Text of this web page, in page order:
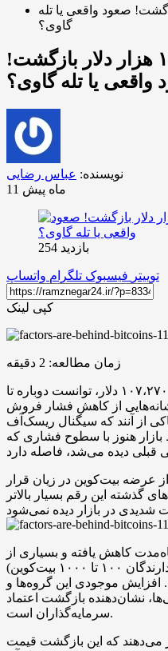
هزار دلار بازگشت! صعود واقعی یا تله
گاوی؟
بیت‌کوین به کانال ۱۱۱ هزار دلار بازگشت!
واقعی یا تله گاوی؟
نویسنده: عباس رضایی
11 ماه پیش
بازدید 254
توییتر فیسبوک تلگرام واتساپ
کپی لینک
زمان مطالعه: 2 دقیقه
بیت‌کوین پس از سقوط به ۱۰۷،۲۷۰ دلار، توانست دوباره تا
نشانه‌هایی از کاهش فشار فروش
از آنند که سیگنال ریسک‌آف
هنوز با سطوح فشاری که
تنها حدود ۹ درصد از عرضه بیت‌کوین در زیان قرار
گذشته این رقم بسیار بالاتر
کاهش یافته و بسیاری از
سرمایه‌گذاران خرد و کوسه‌ها (دارندگان ۱۰۰ تا ۱۰۰۰ بیت‌کوین)
افزایش موجودی این گروه‌ها و
نشان‌دهنده بازگشت اعتماد
سرمایه‌گذاران است.
می‌دهند که این بازگشت قیمت